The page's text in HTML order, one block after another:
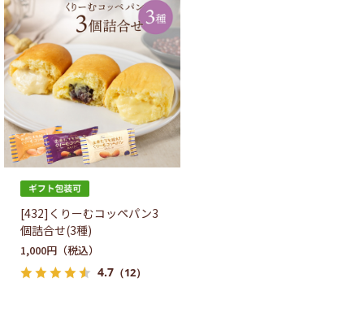
[432]くりーむコッペパン3
個詰合せ(3種)
1,000円
4.7 （12）